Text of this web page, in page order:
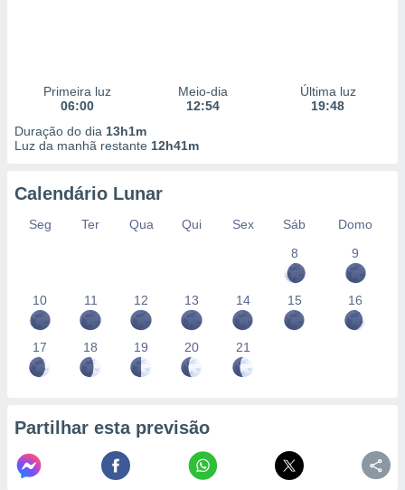
Primeira luz
06:00
Meio-dia
12:54
Última luz
19:48
Duração do dia 13h1m
Luz da manhã restante 12h41m
Calendário Lunar
Seg Ter Qua Qui Sex Sáb
Domo
8
9
10 11 12 13 14 15 16
17 18 19 20 21
Partilhar esta previsão